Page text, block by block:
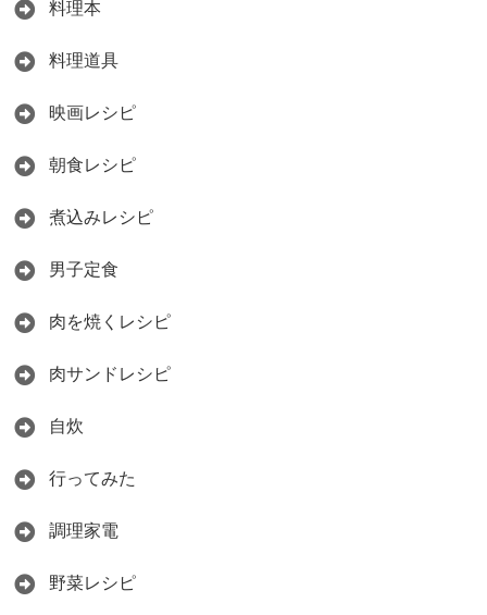
料理本
料理道具
映画レシピ
朝食レシピ
煮込みレシピ
男子定食
肉を焼くレシピ
肉サンドレシピ
自炊
行ってみた
調理家電
野菜レシピ